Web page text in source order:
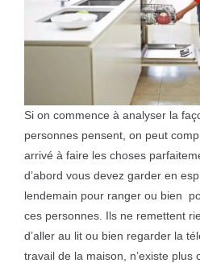
Si on commence à analyser la
personnes pensent, on peut
arrivé à faire les choses
d’abord vous devez garder en
lendemain pour ranger ou bien
ces personnes. Ils ne remettent
d’aller au lit ou bien regarder la
travail de la maison, n’existe